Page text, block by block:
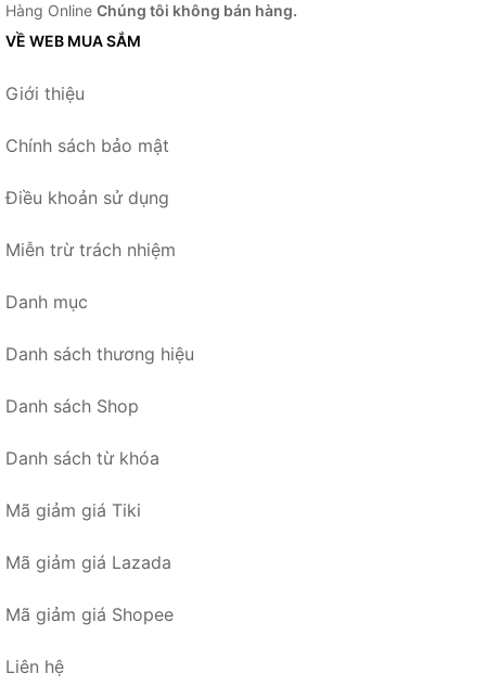
Hàng Online Chúng tôi không bán hàng.
VỀ WEB MUA SẮM
Giới thiệu
Chính sách bảo mật
Điều khoản sử dụng
Miễn trừ trách nhiệm
Danh mục
Danh sách thương hiệu
Danh sách Shop
Danh sách từ khóa
Mã giảm giá Tiki
Mã giảm giá Lazada
Mã giảm giá Shopee
Liên hệ